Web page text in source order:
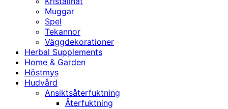
Muggar
Spel
Tekannor
Väggdekorationer
Herbal Supplements
Home & Garden
Höstmys
Hudvård
Ansiktsåterfuktning
Återfuktning